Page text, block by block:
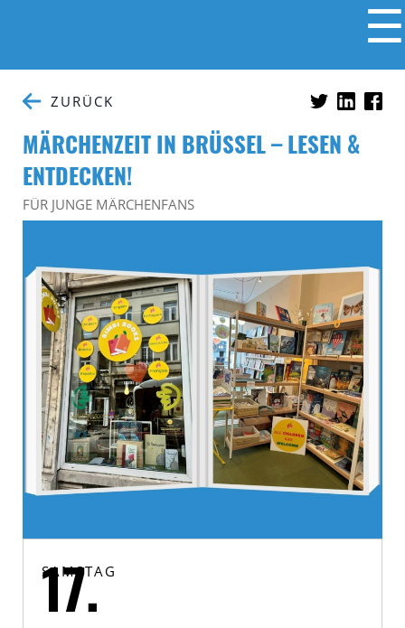
☰
ZURÜCK
MÄRCHENZEIT IN BRÜSSEL – LESEN &
ENTDECKEN!
FÜR JUNGE MÄRCHENFANS
SAMSTAG
17.